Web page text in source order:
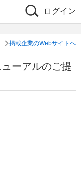
ログイン
掲載企業のWebサイトへ
ーアルのご提